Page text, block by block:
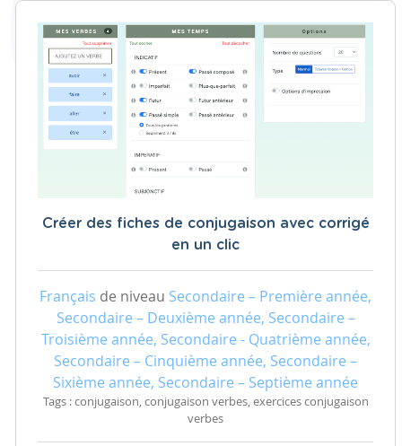
Créer des fiches de conjugaison avec corrigé
en un clic
Français de niveau Secondaire – Première année,
Secondaire – Deuxième année, Secondaire –
Troisième année, Secondaire - Quatrième année,
Secondaire – Cinquième année, Secondaire –
Sixième année, Secondaire – Septième année
Tags : conjugaison, conjugaison verbes, exercices conjugaison
verbes